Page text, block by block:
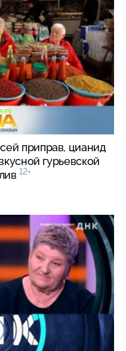
приправ, цианид
гурьевской
12+